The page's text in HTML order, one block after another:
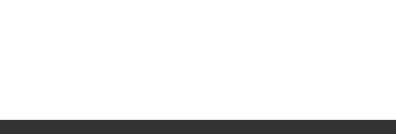
Подсоединительные размеры, гайка 3/8”,1/2”; штуцер 1/2”, М10х1х18, М10х1х35